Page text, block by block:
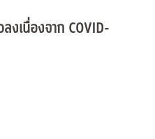
งเนื่องจาก COVID-